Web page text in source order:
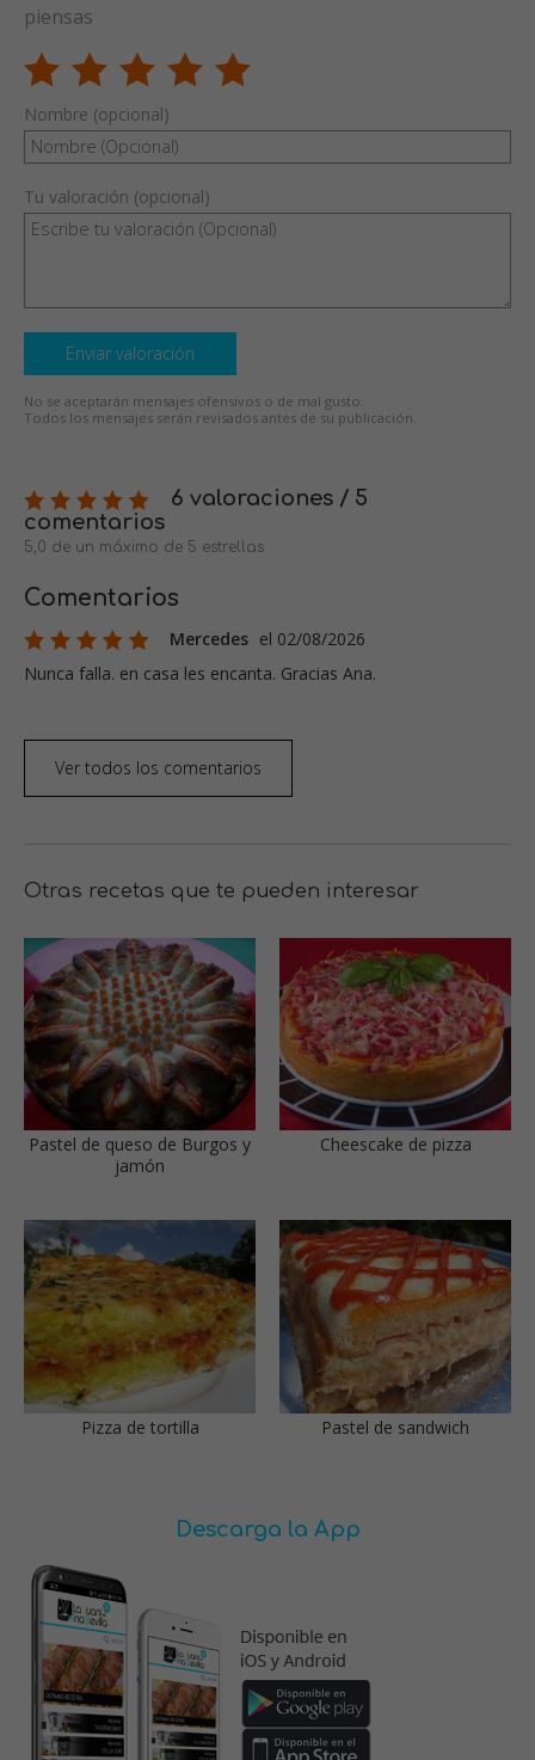
piensas
Nombre (opcional)
Tu valoración (opcional)
Enviar valoración
No se aceptarán mensajes ofensivos o de mal gusto.
Todos los mensajes serán revisados antes de su publicación.
6 valoraciones / 5
comentarios
5,0 de un máximo de 5 estrellas
Comentarios
Mercedes el 02/08/2026
Nunca falla. en casa les encanta. Gracias Ana.
Ver todos los comentarios
Otras recetas que te pueden interesar
Pastel de queso de Burgos y
jamón
Cheescake de pizza
Pizza de tortilla Pastel de sandwich
Descarga la App